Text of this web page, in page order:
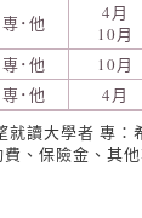
･他
4月
10月
･他 10月
･他 4月
讀大學者 專：
、保險金、其他